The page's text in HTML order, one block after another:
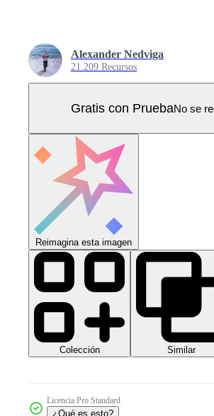
Alexander Nedviga
21.209 Recursos
Gratis con PruebaNo se
Reimagina esta imagen
Colección Similar
Licencia Pro Standard
¿Qué es esto?